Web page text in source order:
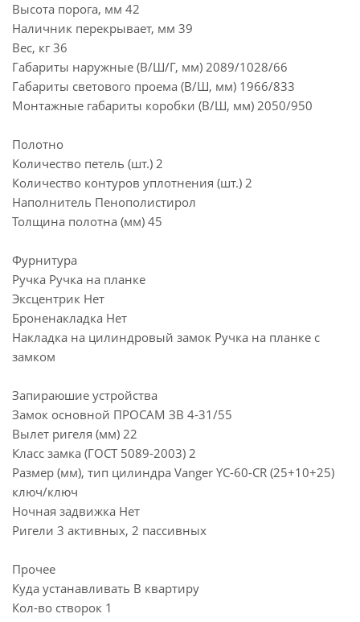
Высота порога, мм 42
Наличник перекрывает, мм 39
Вес, кг 36
Габариты наружные (В/Ш/Г, мм) 2089/1028/66
Габариты светового проема (В/Ш, мм) 1966/833
Монтажные габариты коробки (В/Ш, мм) 2050/950
Полотно
Количество петель (шт.) 2
Количество контуров уплотнения (шт.) 2
Наполнитель Пенополистирол
Толщина полотна (мм) 45
Фурнитура
Ручка Ручка на планке
Эксцентрик Нет
Броненакладка Нет
Накладка на цилиндровый замок Ручка на планке с
замком
Запираюшие устройства
Замок основной ПРОСАМ ЗВ 4-31/55
Вылет ригеля (мм) 22
Класс замка (ГОСТ 5089-2003) 2
Размер (мм), тип цилиндра Vanger YC-60-CR (25+10+25)
ключ/ключ
Ночная задвижка Нет
Ригели 3 активных, 2 пассивных
Прочее
Куда устанавливать В квартиру
Кол-во створок 1